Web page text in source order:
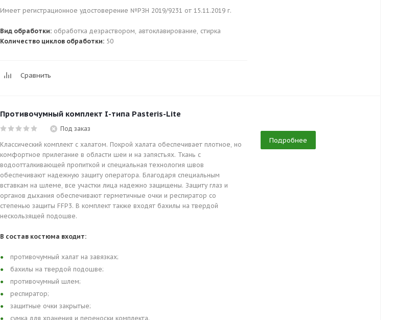
Имеет регистрационное удостоверение №РЗН 2019/9231 от 15.11.2019 г.
Вид обработки: обработка дезраствором, автоклавирование, стирка
Количество циклов обработки: 50
Сравнить
Противочумный комплект I-типа Pasteris-Lite
Под заказ
Классический комплект с халатом. Покрой халата обеспечивает плотное, но
комфортное прилегание в области шеи и на запястьях. Ткань с
водоотталкивающей пропиткой и специальная технология швов
обеспечивают надежную защиту оператора. Благодаря специальным
вставкам на шлеме, все участки лица надежно защищены. Защиту глаз и
органов дыхания обеспечивают герметичные очки и респиратор со
степенью защиты FFP3. В комплект также входят бахилы на твердой
нескользящей подошве.
В состав костюма входит:
противочумный халат на завязках;
бахилы на твердой подошве;
противочумный шлем;
респиратор;
защитные очки закрытые;
сумка для хранения и переноски комплекта.
Подробнее